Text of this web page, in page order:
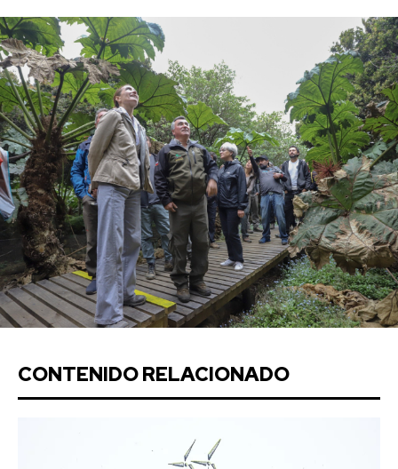
CONTENIDO RELACIONADO